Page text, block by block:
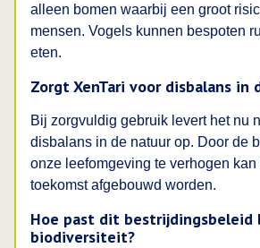
alleen bomen waarbij een groot
mensen. Vogels kunnen bespoten
eten.
Zorgt XenTari voor disbalans in
Bij zorgvuldig gebruik levert het nu
disbalans in de natuur op. Door de
onze leefomgeving te verhogen kan
toekomst afgebouwd worden.
Hoe past dit bestrijdingsbeleid
biodiversiteit?